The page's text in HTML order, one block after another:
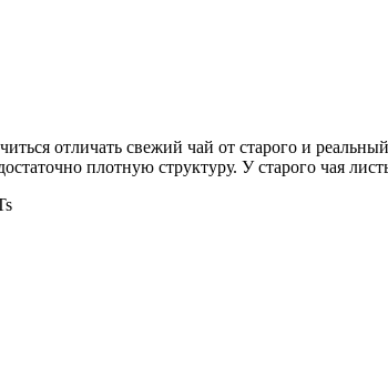
отличать свежий чай от старого и
плотную структуру. У старого чая